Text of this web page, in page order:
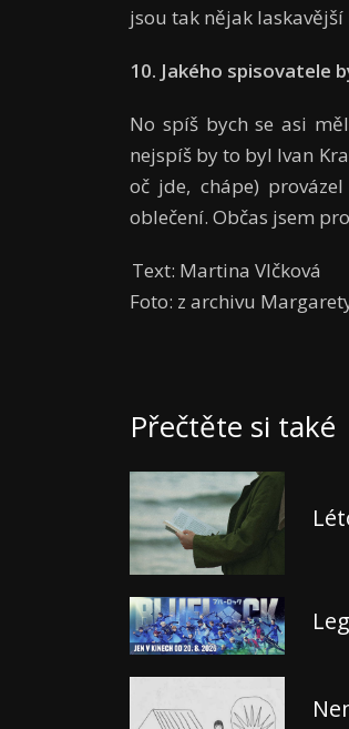
jsou tak nějak laskavější
10. Jakého spisovatele
No spíš bych se asi
nejspíš by to byl Ivan
oč jde, chápe)
oblečení. Občas jsem
Text: Martina Vlčková
Foto: z archivu
Přečtěte si také